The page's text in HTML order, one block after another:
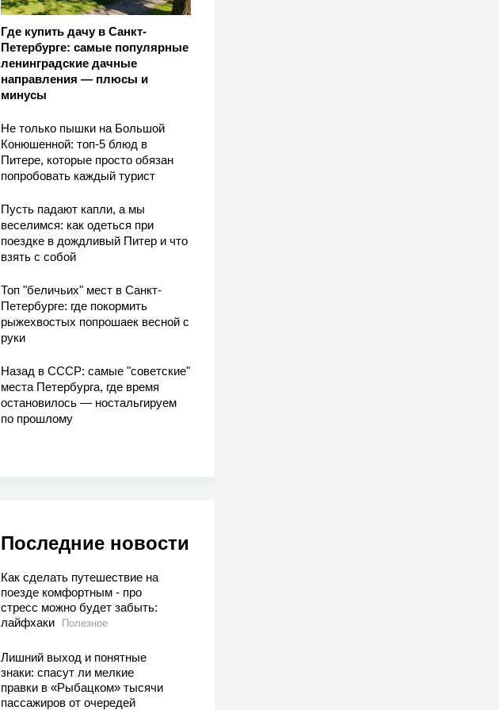
Где купить дачу в Санкт-
Петербурге: самые популярные
ленинградские дачные
направления — плюсы и
минусы
Не только пышки на Большой
Конюшенной: топ-5 блюд в
Питере, которые просто обязан
попробовать каждый турист
Пусть падают капли, а мы
веселимся: как одеться при
поездке в дождливый Питер и что
взять с собой
Топ "беличьих" мест в Санкт-
Петербурге: где покормить
рыжехвостых попрошаек весной с
руки
Назад в СССР: самые "советские"
места Петербурга, где время
остановилось — ностальгируем
по прошлому
Последние новости
Как сделать путешествие на
поезде комфортным - про
стресс можно будет забыть:
лайфхаки
Полезное
Лишний выход и понятные
знаки: спасут ли мелкие
правки в «Рыбацком» тысячи
пассажиров от очередей